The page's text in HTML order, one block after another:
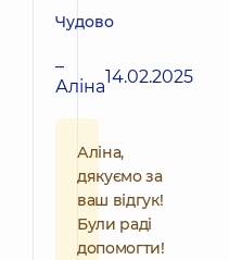
Чудово
–
Аліна14.02.2025
Аліна,
дякуємо за
ваш відгук!
Були раді
допомогти!